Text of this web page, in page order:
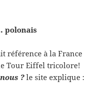
polonais
référence à la France
Tour Eiffel tricolore!
?le site explique :